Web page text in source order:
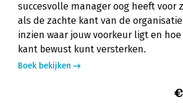
succesvolle manager oog heeft voor
als de zachte kant van de
inzien waar jouw voorkeur ligt en
kant bewust kunt versterken.
Boek bekijken